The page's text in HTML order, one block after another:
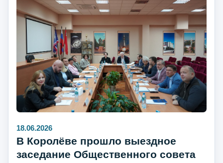
18.06.2026
В Королёве прошло выездное
заседание Общественного совета